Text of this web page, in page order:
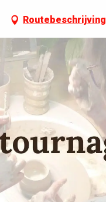
Routebeschrijving